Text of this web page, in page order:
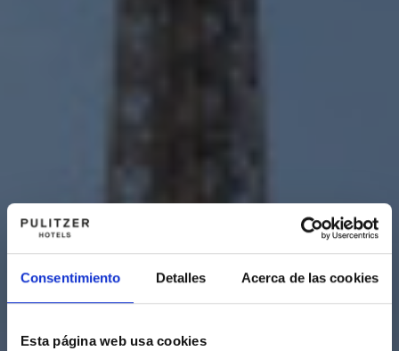
Consentimiento Detalles Acerca de las cookies
Esta página web usa cookies